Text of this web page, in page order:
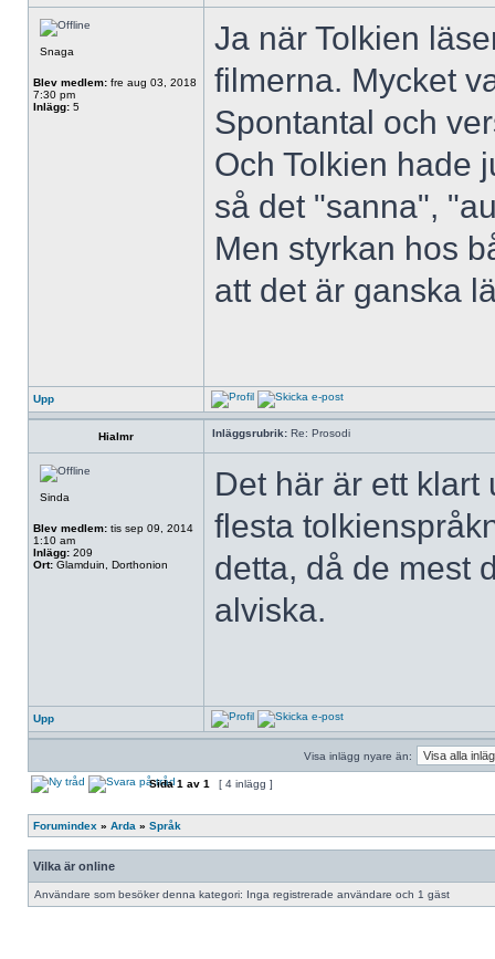
Snaga
Blev medlem: fre aug 03, 2018
7:30 pm
Inlägg: 5
Ja när Tolkien
filmerna. Mycket
Spontantal och
Och Tolkien hade
så det "sanna",
Men styrkan hos
att det är ganska
Upp
Hialmr Inläggsrubrik: Re: Prosodi
Sinda
Blev medlem: tis sep 09, 2014
1:10 am
Inlägg: 209
Ort: Glamduin, Dorthonion
Det här är ett klart
flesta
detta, då de mest
alviska.
Upp
Visa inlägg nyare än:
Sida1 av 1 [ 4 inlägg ]
Forumindex » Arda » Språk
Vilka är online
Användare som besöker denna kategori: Inga registrerade användare och 1 gäst